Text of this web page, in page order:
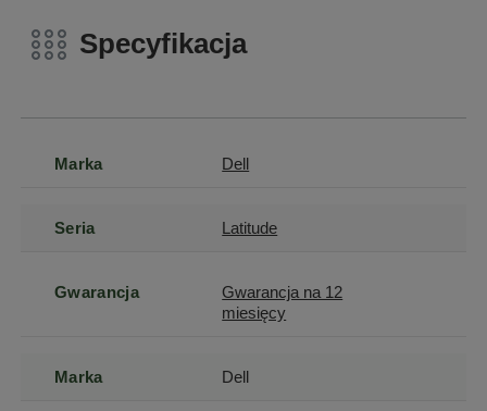
Specyfikacja
Marka Dell
Seria Latitude
Gwarancja
Gwarancja na 12
miesięcy
Marka Dell